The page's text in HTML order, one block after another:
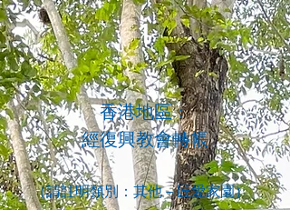
1
香港地區：
經復興教會轉帳
（請註明類別：其他－匠愛家園）